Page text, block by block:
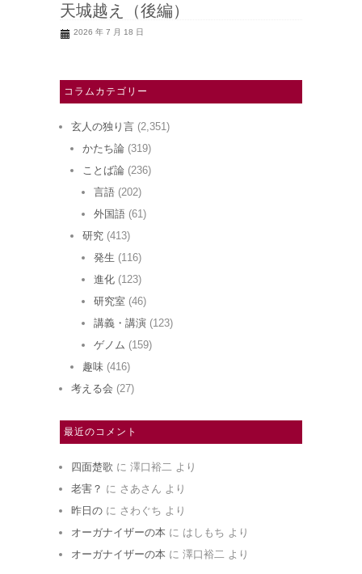
天城越え（後編）
2026 年 7 月 18 日
コラムカテゴリー
玄人の独り言 (2,351)
かたち論 (319)
ことば論 (236)
言語 (202)
外国語 (61)
研究 (413)
発生 (116)
進化 (123)
研究室 (46)
講義・講演 (123)
ゲノム (159)
趣味 (416)
考える会 (27)
最近のコメント
四面楚歌 に 澤口裕二 より
老害？ に さあさん より
昨日の に さわぐち より
オーガナイザーの本 に はしもち より
オーガナイザーの本 に 澤口裕二 より